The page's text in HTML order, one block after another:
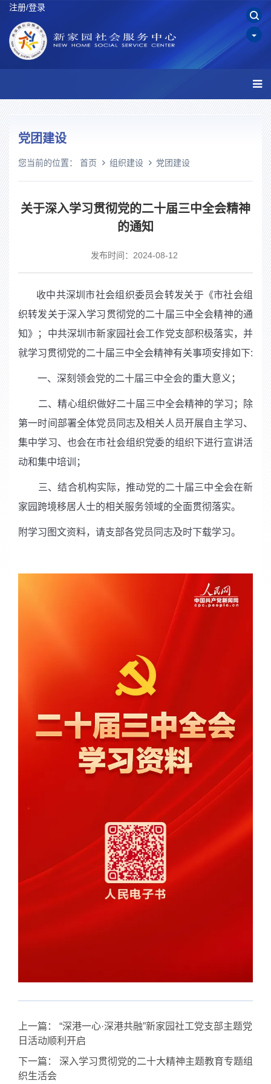
注册/登录
党团建设
您当前的位置： 首页 组织建设 党团建设
关于深入学习贯彻党的二十届三中全会精神
的通知
发布时间：2024-08-12
收中共深圳市社会组织委员会转发关于《市社会组
织转发关于深入学习贯彻党的二十届三中全会精神的通
知》；中共深圳市新家园社会工作党支部积极落实，并
就学习贯彻党的二十届三中全会精神有关事项安排如下:
一、深刻领会党的二十届三中全会的重大意义；
二、精心组织做好二十届三中全会精神的学习；
除
第一时间部署全体党员同志及相关人员开展自主学习、
集中学习、也会在市社会组织党委的组织下进行宣讲活
动和集中培训；
三、结合机构实际，推动党的二十届三中全会在新
家园跨境移居人士的相关服务领域的全面贯彻落实。
附学习图文资料，请支部各党员同志及时下载学习。
上一篇：
“深港一心·深港共融”新家园社工党支部主题党
日活动顺利开启
下一篇：
深入学习贯彻党的二十大精神主题教育专题组
织生活会